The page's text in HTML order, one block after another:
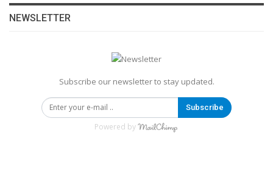
NEWSLETTER
Subscribe our newsletter to stay updated.
Subscribe
Powered by